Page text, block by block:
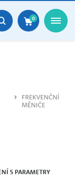
0
FREKVENČNÍ
MĚNIČE
S PARAMETRY